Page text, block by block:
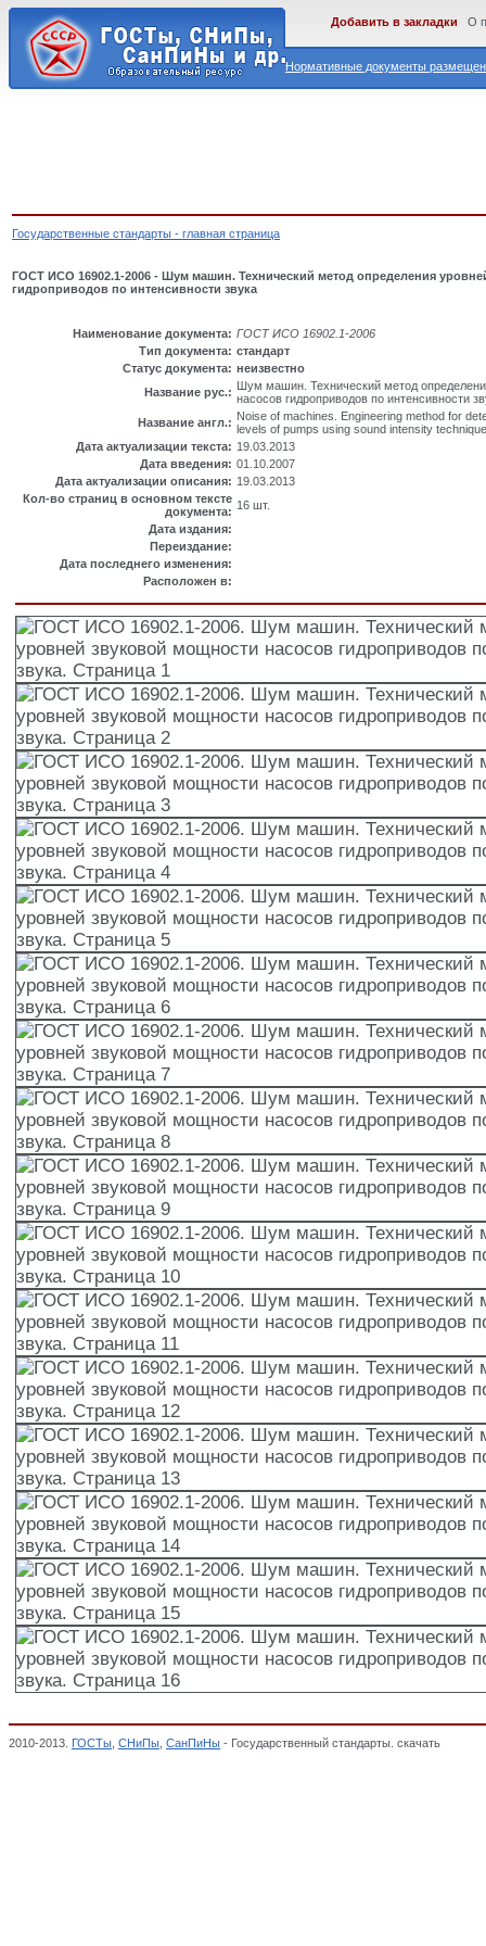
Нормативные документы
Добавить в закладки О
Государственные стандарты - главная страница
ГОСТ ИСО 16902.1-2006 - Шум машин. Технический метод определения
гидроприводов по интенсивности звука
Наименование документа: ГОСТ ИСО 16902.1-2006
Тип документа: стандарт
Статус документа: неизвестно
Название рус.:
Шум машин. Технический метод
насосов гидроприводов по интенсивности
Название англ.: Noise of machines. Engineering method for
levels of pumps using sound intensity
Дата актуализации текста: 19.03.2013
Дата введения: 01.10.2007
Дата актуализации описания: 19.03.2013
Кол-во страниц в основном тексте
документа: 16 шт.
Дата издания:
Переиздание:
Дата последнего изменения:
Расположен в:
2010-2013. ГОСТы СНиПы СанПиНы - Государственный стандарты. скачать